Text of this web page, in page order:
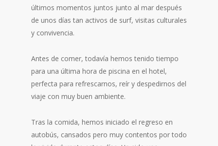
últimos momentos juntos junto al mar después
de unos días tan activos de surf, visitas culturales
y convivencia.
Antes de comer, todavía hemos tenido tiempo
para una última hora de piscina en el hotel,
perfecta para refrescarnos, reír y despedirnos del
viaje con muy buen ambiente.
Tras la comida, hemos iniciado el regreso en
autobús, cansados pero muy contentos por todo